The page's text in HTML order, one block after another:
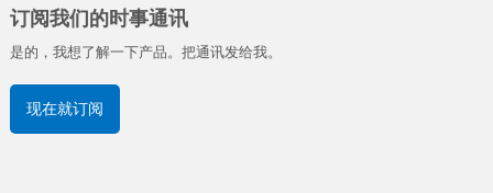
订阅我们的时事通讯
是的，我想了解一下产品。把通讯发给我。
现在就订阅